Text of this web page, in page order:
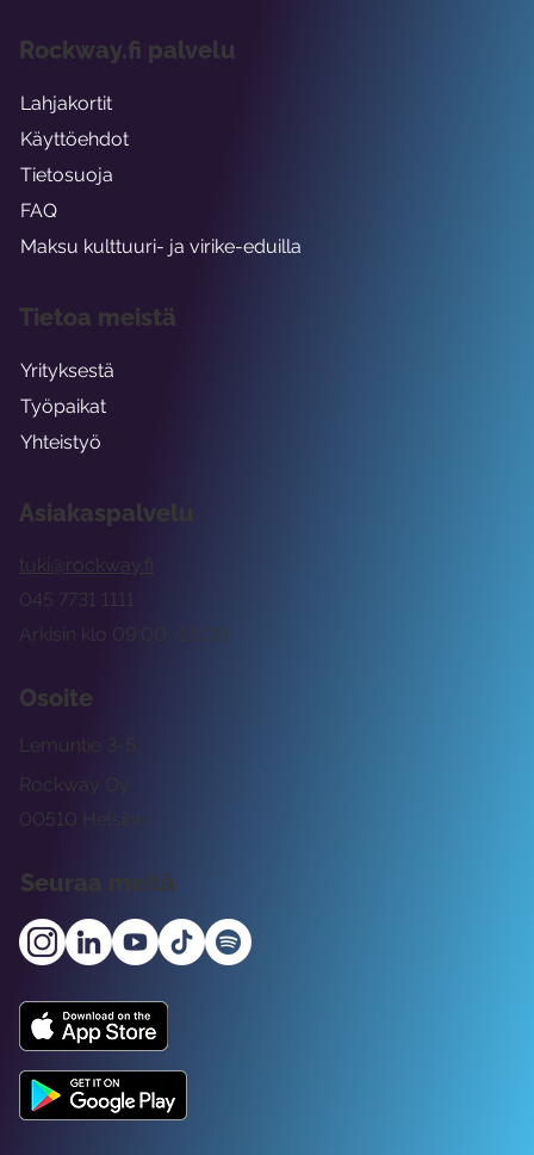
Asiakaspalvelu
tuki@rockway.fi
Arkisin klo 09:00 -15:00
045 7731 1111
Osoite
Rockway Oy
Lemuntie 3-5
00510 Helsinki
Seuraa meitä
Rockway.fi palvelu
Lahjakortit
Käyttöehdot
Tietosuoja
FAQ
Maksu kulttuuri- ja virike-eduilla
Tietoa meistä
Yrityksestä
Työpaikat
Yhteistyö